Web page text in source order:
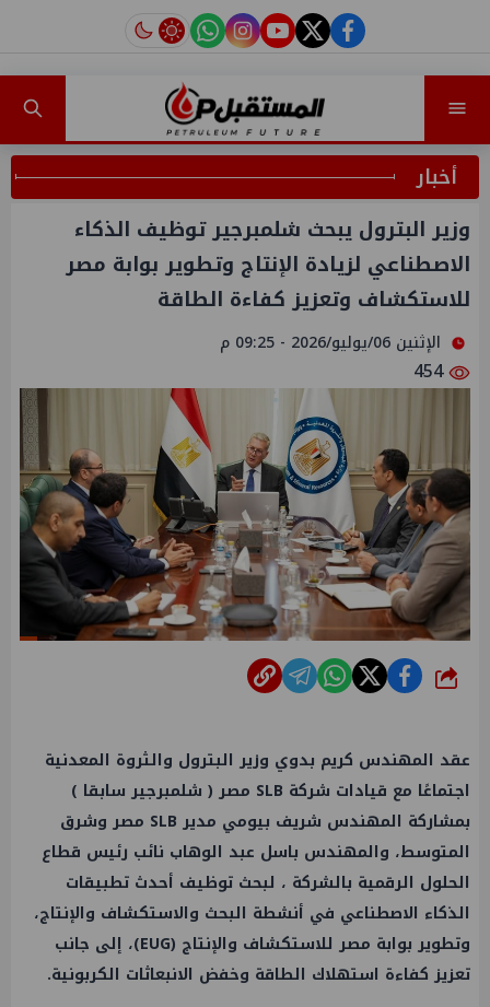
facebook
twitter
youtube
instagram
tiktok
أخبار
وزير البترول يبحث شلمبرجير توظيف الذكاء
الاصطناعي لزيادة الإنتاج وتطوير بوابة مصر
للاستكشاف وتعزيز كفاءة الطاقة
الإثنين 06/يوليو/2026 - 09:25 م
454
شارك
عقد المهندس كريم بدوي وزير البترول والثروة المعدنية
اجتماعًا مع قيادات شركة SLB مصر ( شلمبرجير سابقا )
بمشاركة المهندس شريف بيومي مدير SLB مصر وشرق
المتوسط، والمهندس باسل عبد الوهاب نائب رئيس قطاع
الحلول الرقمية بالشركة ، لبحث توظيف أحدث تطبيقات
الذكاء الاصطناعي في أنشطة البحث والاستكشاف والإنتاج،
وتطوير بوابة مصر للاستكشاف والإنتاج (EUG)، إلى جانب
تعزيز كفاءة استهلاك الطاقة وخفض الانبعاثات الكربونية.